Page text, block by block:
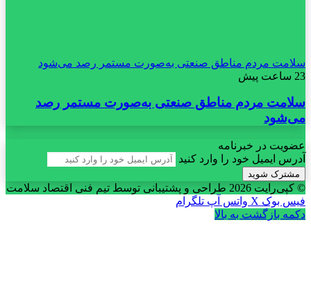
سلامت مردم مناطق صنعتی به‌صورت مستمر رصد می‌شود
23 ساعت پیش
سلامت مردم مناطق صنعتی به‌صورت مستمر رصد
می‌شود
عضویت در خبرنامه
آدرس ایمیل خود را وارد کنید
© کپی‌رایت 2026
طراحی و پشتیبانی توسط تیم فنی اقتصاد سلامت
فیس بوک X واتس آپ تلگرام
دکمه بازگشت به بالا